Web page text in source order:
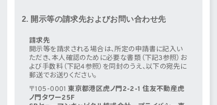
2. 開示等の請求先およびお問い合わせ先
請求先
開示等を請求される場合は、所定の申請書に記入い
ただき、本人確認のために必要な書類（下記3参照）お
よび手数料（下記4参照）を同封のうえ、以下の宛先に
郵送でお送りください。
〒105-0001東京都港区虎ノ門2-2-1 住友不動産虎
ノ門タワー25F